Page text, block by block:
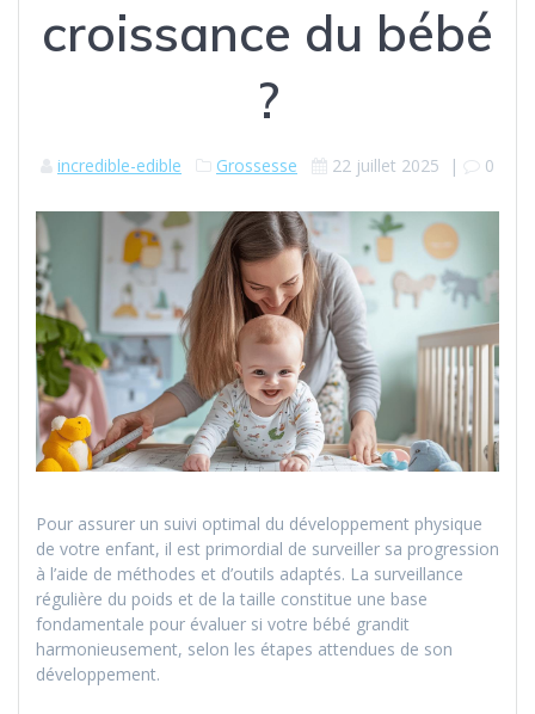
croissance du bébé
?
incredible-edible Grossesse 22 juillet 2025 | 0
Pour assurer un suivi optimal du développement physique
de votre enfant, il est primordial de surveiller sa progression
à l’aide de méthodes et d’outils adaptés. La surveillance
régulière du poids et de la taille constitue une base
fondamentale pour évaluer si votre bébé grandit
harmonieusement, selon les étapes attendues de son
développement.